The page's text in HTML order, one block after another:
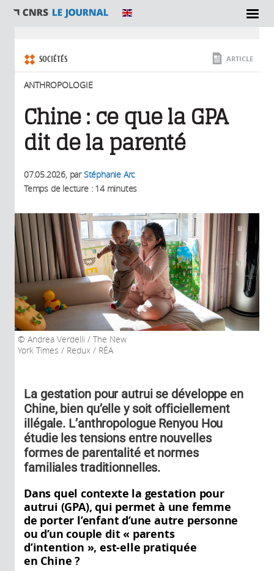
SECTIONS
SOCIÉTÉS
ANTHROPOLOGIE
ARTICLE
Chine : ce que la GPA
dit de la parenté
07.05.2026, parStéphanie Arc
Temps de lecture : 14 minutes
Andrea Verdelli / The New
York Times / Redux / RÉA
La gestation pour autrui se développe en
Chine, bien qu’elle y soit officiellement
illégale. L’anthropologue Renyou Hou
étudie les tensions entre nouvelles
formes de parentalité et normes
familiales traditionnelles.
Dans quel contexte la gestation pour
autrui (GPA), qui permet à une femme
de porter l’enfant d’une autre personne
ou d’un couple dit « parents
d’intention », est-elle pratiquée
en Chine ?